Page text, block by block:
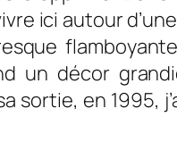
ici autour
un décor
sortie, en